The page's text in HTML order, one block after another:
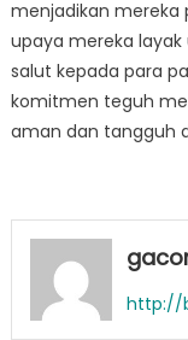
menjadikan mereka
upaya mereka layak
salut kepada para
komitmen teguh
aman dan tangguh
http://